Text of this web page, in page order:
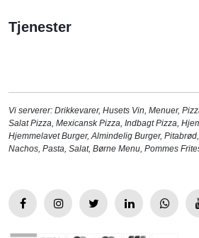
Tjenester
Vi serverer: Drikkevarer, Husets Vin, Menuer,
Salat Pizza, Mexicansk Pizza, Indbagt Pizza,
Hjemmelavet Burger,Almindelig Burger, Pitabrød,
Nachos, Pasta, Salat, Børne Menu, Pommes